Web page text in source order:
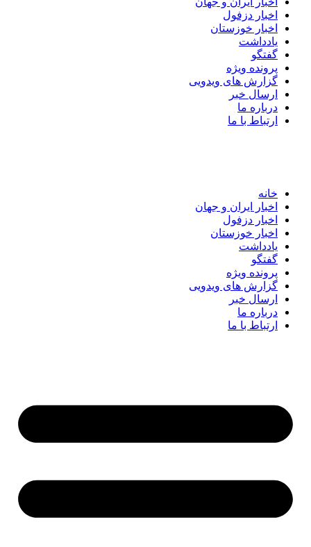
اخبار دزفول
اخبار خوزستان
یادداشت
گفتگو
پرونده ویژه
گزارش های ویدویی
ارسال خبر
درباره ما
ارتباط با ما
خانه
اخبار ایران و جهان
اخبار دزفول
اخبار خوزستان
یادداشت
گفتگو
پرونده ویژه
گزارش های ویدویی
ارسال خبر
درباره ما
ارتباط با ما